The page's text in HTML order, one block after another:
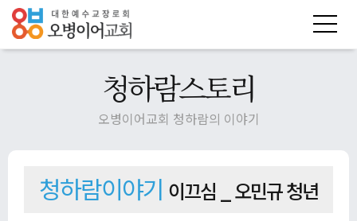
청하람스토리
오병이어교회 청하람의 이야기
청하람이야기 이끄심 _ 오민규 청년